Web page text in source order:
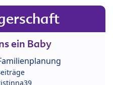
ein Baby